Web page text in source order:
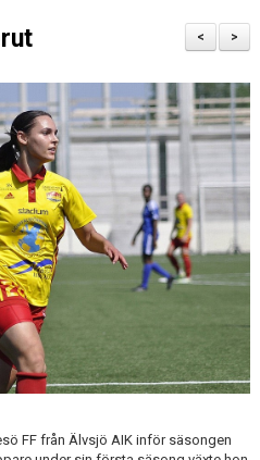
>
<
FF från Älvsjö AIK inför säsongen